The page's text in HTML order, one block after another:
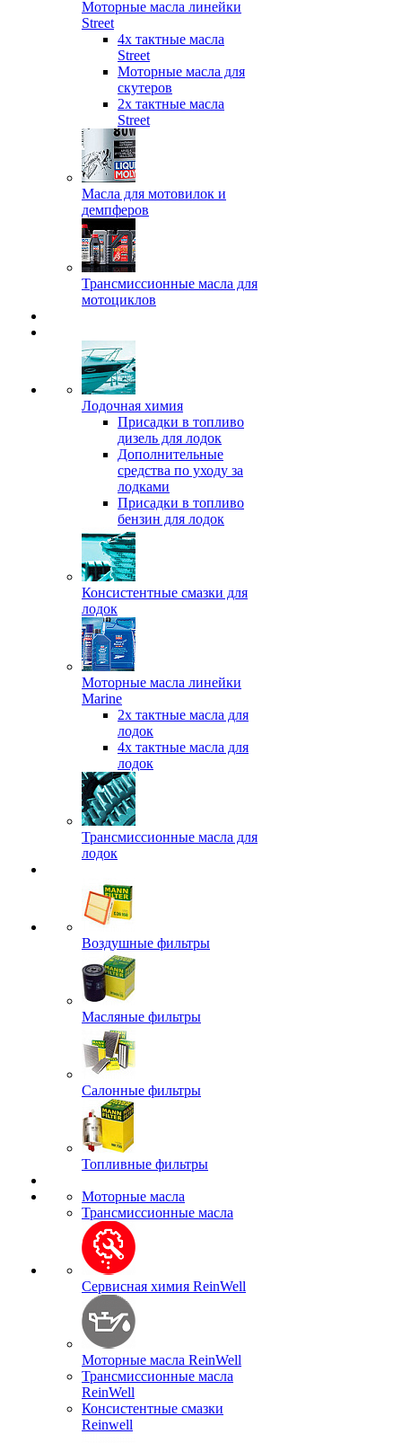
Моторные масла линейки
Street
4х тактные масла
Street
Моторные масла для
скутеров
2х тактные масла
Street
Масла для мотовилок и
демпферов
Трансмиссионные масла для
мотоциклов
Лодочная химия
Присадки в топливо
дизель для лодок
Дополнительные
средства по уходу за
лодками
Присадки в топливо
бензин для лодок
Консистентные смазки для
лодок
Моторные масла линейки
Marine
2х тактные масла для
лодок
4х тактные масла для
лодок
Трансмиссионные масла для
лодок
Воздушные фильтры
Масляные фильтры
Салонные фильтры
Топливные фильтры
Моторные масла
Трансмиссионные масла
Сервисная химия ReinWell
Моторные масла ReinWell
Трансмиссионные масла
ReinWell
Консистентные смазки
Reinwell